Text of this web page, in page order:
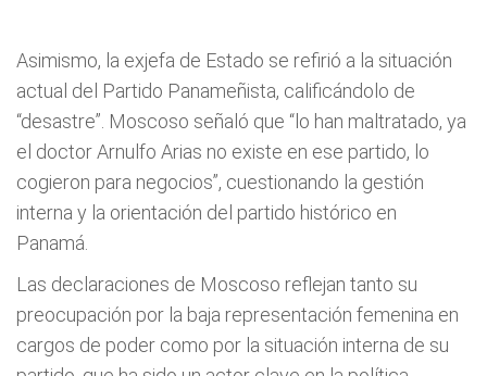
Asimismo, la exjefa de Estado se refirió a la situación
actual del Partido Panameñista, calificándolo de
“desastre”. Moscoso señaló que “lo han maltratado, ya
el doctor Arnulfo Arias no existe en ese partido, lo
cogieron para negocios”, cuestionando la gestión
interna y la orientación del partido histórico en
Panamá.
Las declaraciones de Moscoso reflejan tanto su
preocupación por la baja representación femenina en
cargos de poder como por la situación interna de su